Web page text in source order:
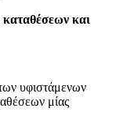
καταθέσεων και
υφιστάμενων
μίας